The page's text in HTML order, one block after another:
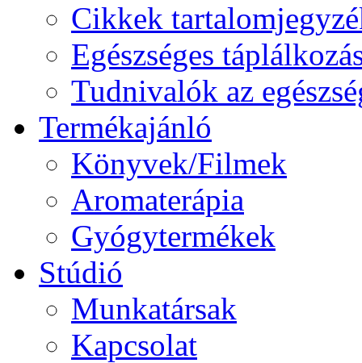
Cikkek
Egészséges
Tudnivalók az
Termékajánló
Könyvek/Filmek
Aromaterápia
Gyógytermékek
Stúdió
Munkatársak
Kapcsolat